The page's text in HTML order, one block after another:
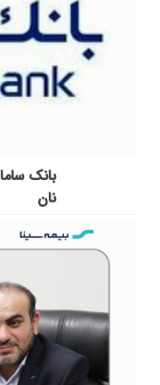
بانک
نان